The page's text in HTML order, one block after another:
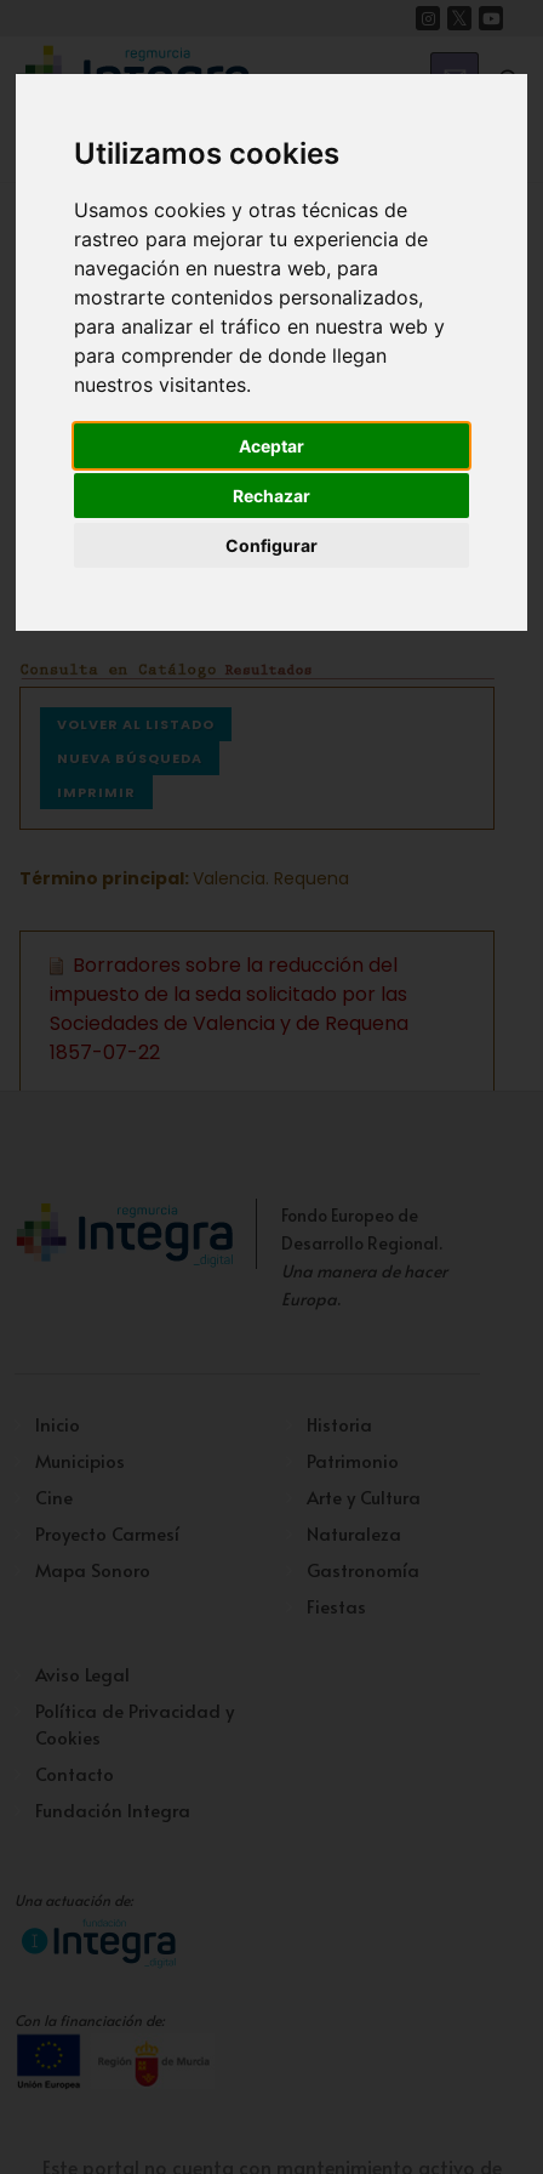
Utilizamos cookies
Usamos cookies y otras técnicas de
rastreo para mejorar tu experiencia de
navegación en nuestra web, para
mostrarte contenidos personalizados,
para analizar el tráfico en nuestra web y
para comprender de donde llegan
nuestros visitantes.
Aceptar
Rechazar
Configurar
Región de Murcia Digital
Fondos documentales |Colecciones de fotografías|
Cine doméstico
Avanzada
VOLVER AL LISTADO
NUEVA BÚSQUEDA
IMPRIMIR
Término principal: Valencia. Requena
Borradores sobre la reducción del
impuesto de la seda solicitado por las
Sociedades de Valencia y de Requena
1857-07-22
Fondo Europeo de
Desarrollo Regional.
Una manera de hacer
Europa.
Inicio
Municipios
Cine
Proyecto Carmesí
Mapa Sonoro
Historia
Patrimonio
Arte y Cultura
Naturaleza
Gastronomía
Fiestas
Aviso Legal
Política de Privacidad y
Cookies
Contacto
Fundación Integra
Una actuación de:
Con la financiación de: